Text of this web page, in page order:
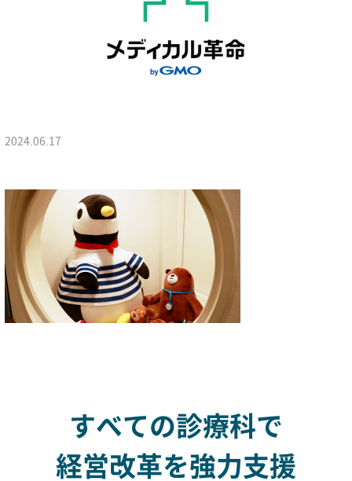
2024.06.17
すべての診療科で
経営改革を強力支援